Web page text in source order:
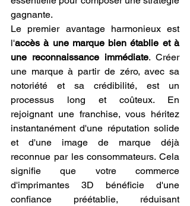
gagnante.
Le premier avantage harmonieux est
l'accès à une marque bien établie et à
une reconnaissance immédiate. Créer
une marque à partir de zéro, avec sa
notoriété et sa crédibilité, est un
processus long et coûteux. En
rejoignant une franchise, vous héritez
instantanément d'une réputation solide
et d'une image de marque déjà
reconnue par les consommateurs. Cela
signifie que votre commerce
d'imprimantes 3D bénéficie d'une
confiance préétablie, réduisant